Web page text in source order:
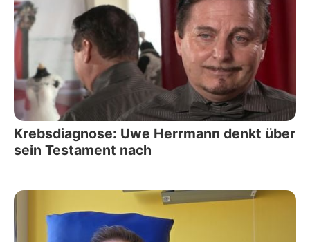
Krebsdiagnose: Uwe Herrmann denkt über
sein Testament nach